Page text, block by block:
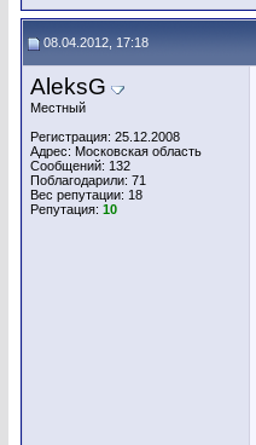
08.04.2012, 17:18
AleksG
Местный
Регистрация: 25.12.2008
Адрес: Московская область
Сообщений: 132
Поблагодарили: 71
Вес репутации: 18
Репутация: 10